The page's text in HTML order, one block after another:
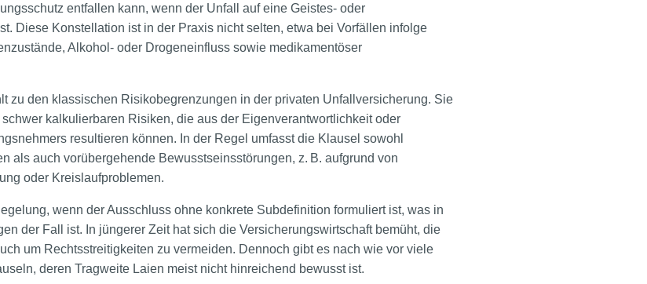
entfallen kann, wenn der Unfall auf eine Geistes- oder
Diese Konstellation ist in der Praxis nicht selten, etwa bei Vorfällen infolge
Alkohol- oder Drogeneinfluss sowie medikamentöser
zu den klassischen Risikobegrenzungen in der privaten Unfallversicherung. Sie
kalkulierbaren Risiken, die aus der Eigenverantwortlichkeit oder
resultieren können. In der Regel umfasst die Klausel sowohl
als auch vorübergehende Bewusstseinsstörungen, z. B. aufgrund von
oder Kreislaufproblemen.
wenn der Ausschluss ohne konkrete Subdefinition formuliert ist, was in
der Fall ist. In jüngerer Zeit hat sich die Versicherungswirtschaft bemüht, die
um Rechtsstreitigkeiten zu vermeiden. Dennoch gibt es nach wie vor viele
deren Tragweite Laien meist nicht hinreichend bewusst ist.